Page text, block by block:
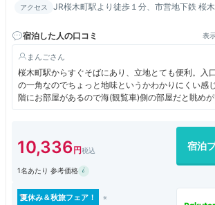
アクセス
JR桜木町駅より徒歩１分、市営地下鉄 桜
宿泊した人の口コミ
表
まんご
桜木町駅からすぐそばにあり、立地とても便利。入
の一角なのでちょっと地味というかわかりにくい感
階にお部屋があるので海(観覧車)側の部屋だと眺め
士山側の部屋のほうがリーズナブルな価格でとまれ
マーレ併設なのですごく便利でおすすめ。
10,336 宿泊
1名あたり 参考価格
夏休み＆秋旅フェア！